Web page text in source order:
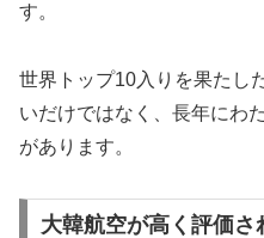
す。
世界トップ10入りを果たし
いだけではなく、長年にわ
があります。
大韓航空が高く評価さ